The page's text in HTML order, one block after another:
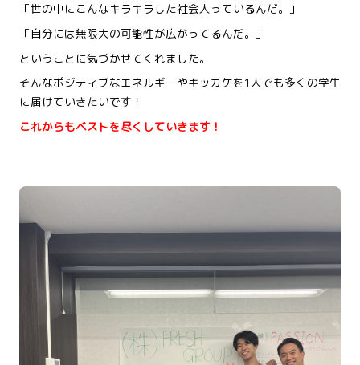
「世の中にこんなキラキラした社会人っているんだ。」
「自分には無限大の可能性が広がってるんだ。」
ということに気づかせてくれました。
そんなポジティブなエネルギーやキッカケを1人でも多くの学生
に届けていきたいです！
これからもベストを尽くしていきます！